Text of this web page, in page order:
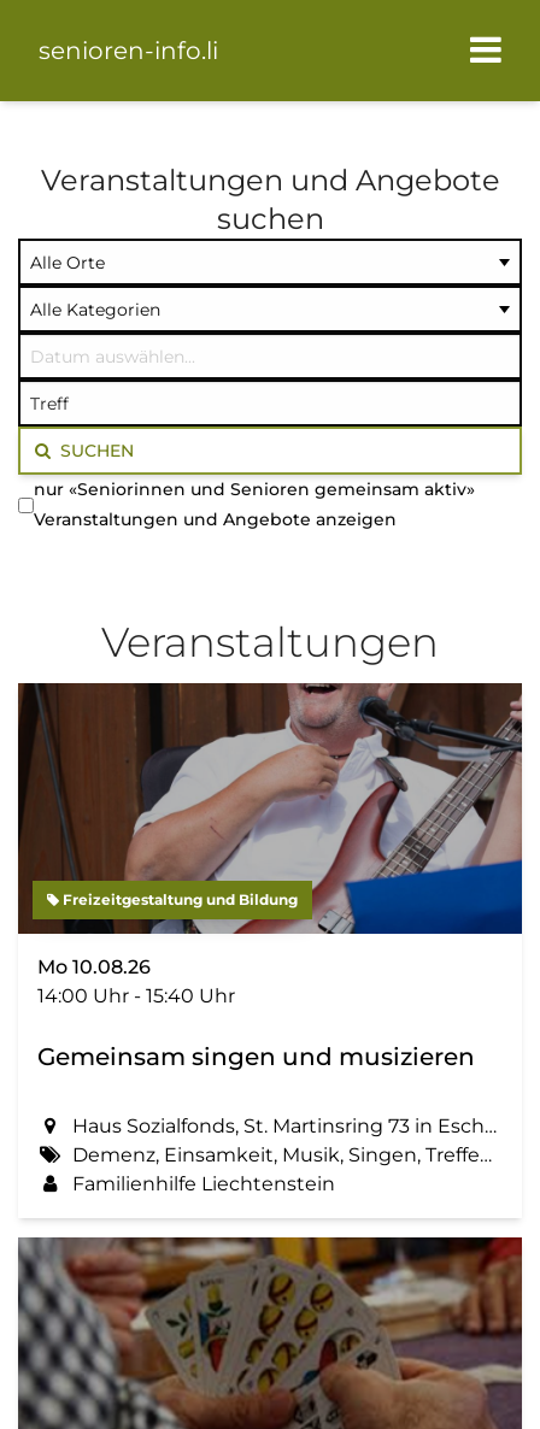
senioren-info.li
Veranstaltungen und Angebote
suchen
auswählen
auswählen
auswählen
Volltextsuche
SUCHEN
nur «Seniorinnen und Senioren gemeinsam aktiv»
Veranstaltungen und Angebote anzeigen
Veranstaltungen
Freizeitgestaltung und Bildung
Mo 10.08.26
14:00 Uhr - 15:40 Uhr
Gemeinsam singen und musizieren
Haus Sozialfonds, St. Martinsring 73 in Eschen
Demenz, Einsamkeit, Musik, Singen, Treffen, Zemma tua - Senioren gemeinsam aktiv
Familienhilfe Liechtenstein